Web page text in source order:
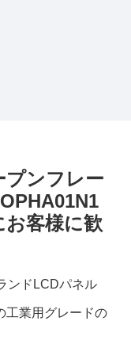
ンフレー
お客様に歓
ンドLCDパネル
工業用グレードの